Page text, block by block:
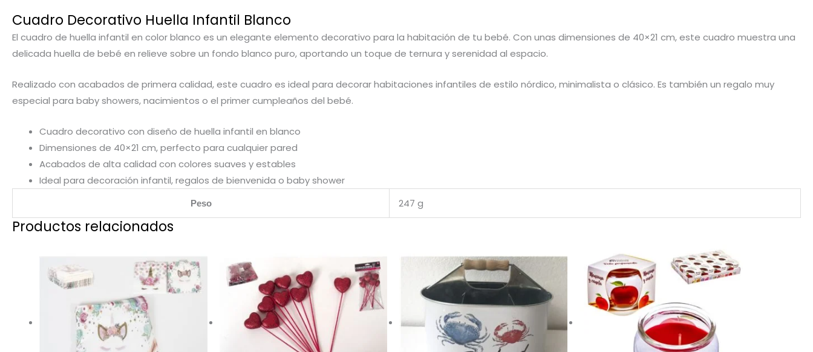
Cuadro Decorativo Huella Infantil Blanco
El cuadro de huella infantil en color blanco es un elegante elemento decorativo para la habitación de tu bebé. Con unas dimensiones de 40×21 cm, este cuadro muestra una
delicada huella de bebé en relieve sobre un fondo blanco puro, aportando un toque de ternura y serenidad al espacio.
Realizado con acabados de primera calidad, este cuadro es ideal para decorar habitaciones infantiles de estilo nórdico, minimalista o clásico. Es también un regalo muy
especial para baby showers, nacimientos o el primer cumpleaños del bebé.
Cuadro decorativo con diseño de huella infantil en blanco
Dimensiones de 40×21 cm, perfecto para cualquier pared
Acabados de alta calidad con colores suaves y estables
Ideal para decoración infantil, regalos de bienvenida o baby shower
Peso 247 g
Productos relacionados